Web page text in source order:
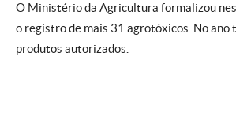
O Ministério da Agricultura formalizou
o registro de mais 31 agrotóxicos. No ano
produtos autorizados.